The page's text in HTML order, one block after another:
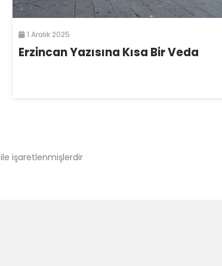
1 Aralık 2025
Erzincan Yazısına Kısa Bir Veda
ile işaretlenmişlerdir